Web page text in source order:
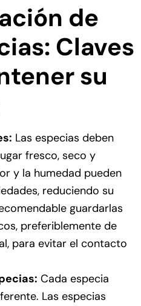
de
Claves
su
Las especias deben
fresco, seco y
y la humedad pueden
reduciendo su
guardarlas
preferiblemente de
para evitar el contacto
Cada especia
Las especias